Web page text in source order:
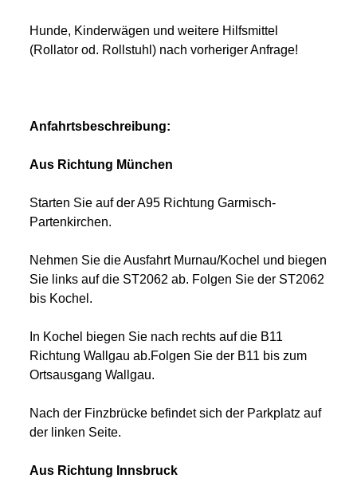
Hunde, Kinderwägen und weitere Hilfsmittel
(Rollator od. Rollstuhl) nach vorheriger Anfrage!
Anfahrtsbeschreibung:
Aus Richtung München
Starten Sie auf der A95 Richtung Garmisch-
Partenkirchen.
Nehmen Sie die Ausfahrt Murnau/Kochel und biegen
Sie links auf die ST2062 ab. Folgen Sie der ST2062
bis Kochel.
In Kochel biegen Sie nach rechts auf die B11
Richtung Wallgau ab.Folgen Sie der B11 bis zum
Ortsausgang Wallgau.
Nach der Finzbrücke befindet sich der Parkplatz auf
der linken Seite.
Aus Richtung Innsbruck